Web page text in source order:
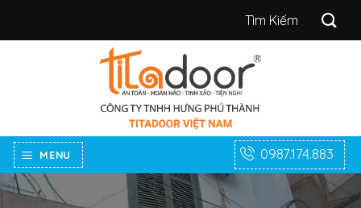
Tìm
MENU 0987.174.883